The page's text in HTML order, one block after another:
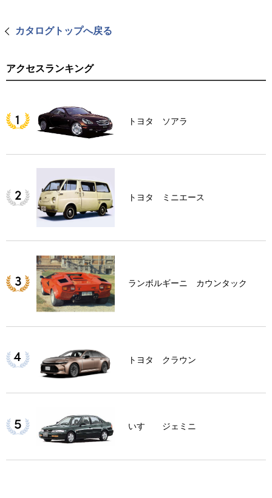
カタログトップへ戻る
アクセスランキング
トヨタ ソアラ
トヨタ ミニエース
ランボルギーニ カウンタック
トヨタ クラウン
いすゞ ジェミニ